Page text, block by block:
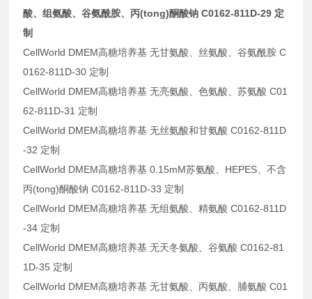
酸、组氨酸、谷氨酰胺、丙(tong)酮酸钠 C0162-811D-29 定
制
CellWorld DMEM高糖培养基 无甘氨酸、丝氨酸、谷氨酰胺 C
0162-811D-30 定制
CellWorld DMEM高糖培养基 无亮氨酸、色氨酸、苏氨酸 C01
62-811D-31 定制
CellWorld DMEM高糖培养基 无丝氨酸和甘氨酸 C0162-811D
-32 定制
CellWorld DMEM高糖培养基 0.15mM苏氨酸、HEPES、不含
丙(tong)酮酸钠 C0162-811D-33 定制
CellWorld DMEM高糖培养基 无组氨酸、精氨酸 C0162-811D
-34 定制
CellWorld DMEM高糖培养基 无天冬氨酸、谷氨酸 C0162-81
1D-35 定制
CellWorld DMEM高糖培养基 无甘氨酸、丙氨酸、脯氨酸 C01